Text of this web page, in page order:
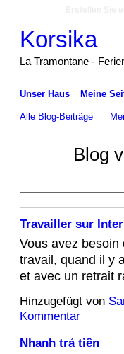
Korsika
La Tramontane -
Unser Haus Meine
Alle Blog-Beiträge
Blog
Travailler sur
Vous avez
travail, quand il y
et avec un retrait
Hinzugefügt von
Kommentar
Nhanh trả tiền